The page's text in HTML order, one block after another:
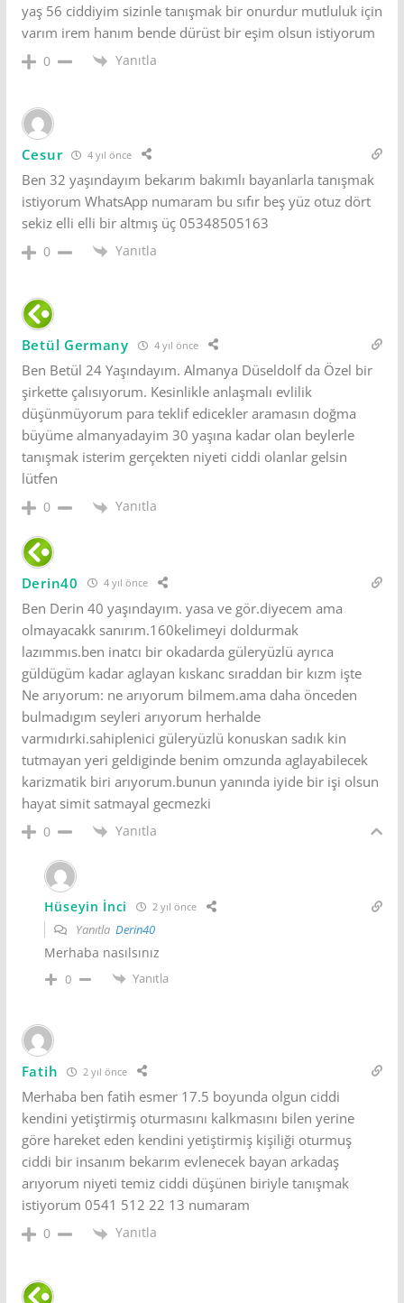
yaş 56 ciddiyim sizinle tanışmak bir onurdur mutluluk için
varım irem hanım bende dürüst bir eşim olsun istiyorum
0 Yanıtla
Cesur 4 yıl önce
Ben 32 yaşındayım bekarım bakımlı bayanlarla tanışmak
istiyorum WhatsApp numaram bu sıfır beş yüz otuz dört
sekiz elli elli bir altmış üç 05348505163
0 Yanıtla
Betül Germany 4 yıl önce
Ben Betül 24 Yaşındayım. Almanya Düseldolf da Özel bir
şirkette çalısıyorum. Kesinlikle anlaşmalı evlilik
düşünmüyorum para teklif edicekler aramasın doğma
büyüme almanyadayim 30 yaşına kadar olan beylerle
tanışmak isterim gerçekten niyeti ciddi olanlar gelsin
lütfen
0 Yanıtla
Derin40 4 yıl önce
Ben Derin 40 yaşındayım. yasa ve gör.diyecem ama
olmayacakk sanırım.160kelimeyi doldurmak
lazımmıs.ben inatcı bir okadarda güleryüzlü ayrıca
güldügüm kadar aglayan kıskanc sıraddan bir kızm işte
Ne arıyorum: ne arıyorum bilmem.ama daha önceden
bulmadıgım seyleri arıyorum herhalde
varmıdırki.sahiplenici güleryüzlü konuskan sadık kin
tutmayan yeri geldiginde benim omzunda aglayabilecek
karizmatik biri arıyorum.bunun yanında iyide bir işi olsun
hayat simit satmayal gecmezki
0 Yanıtla
Hüseyin İnci 2 yıl önce
Yanıtla Derin40
Merhaba nasılsınız
0 Yanıtla
Fatih 2 yıl önce
Merhaba ben fatih esmer 17.5 boyunda olgun ciddi
kendini yetiştirmiş oturmasını kalkmasını bilen yerine
göre hareket eden kendini yetiştirmiş kişiliği oturmuş
ciddi bir insanım bekarım evlenecek bayan arkadaş
arıyorum niyeti temiz ciddi düşünen biriyle tanışmak
istiyorum 0541 512 22 13 numaram
0 Yanıtla